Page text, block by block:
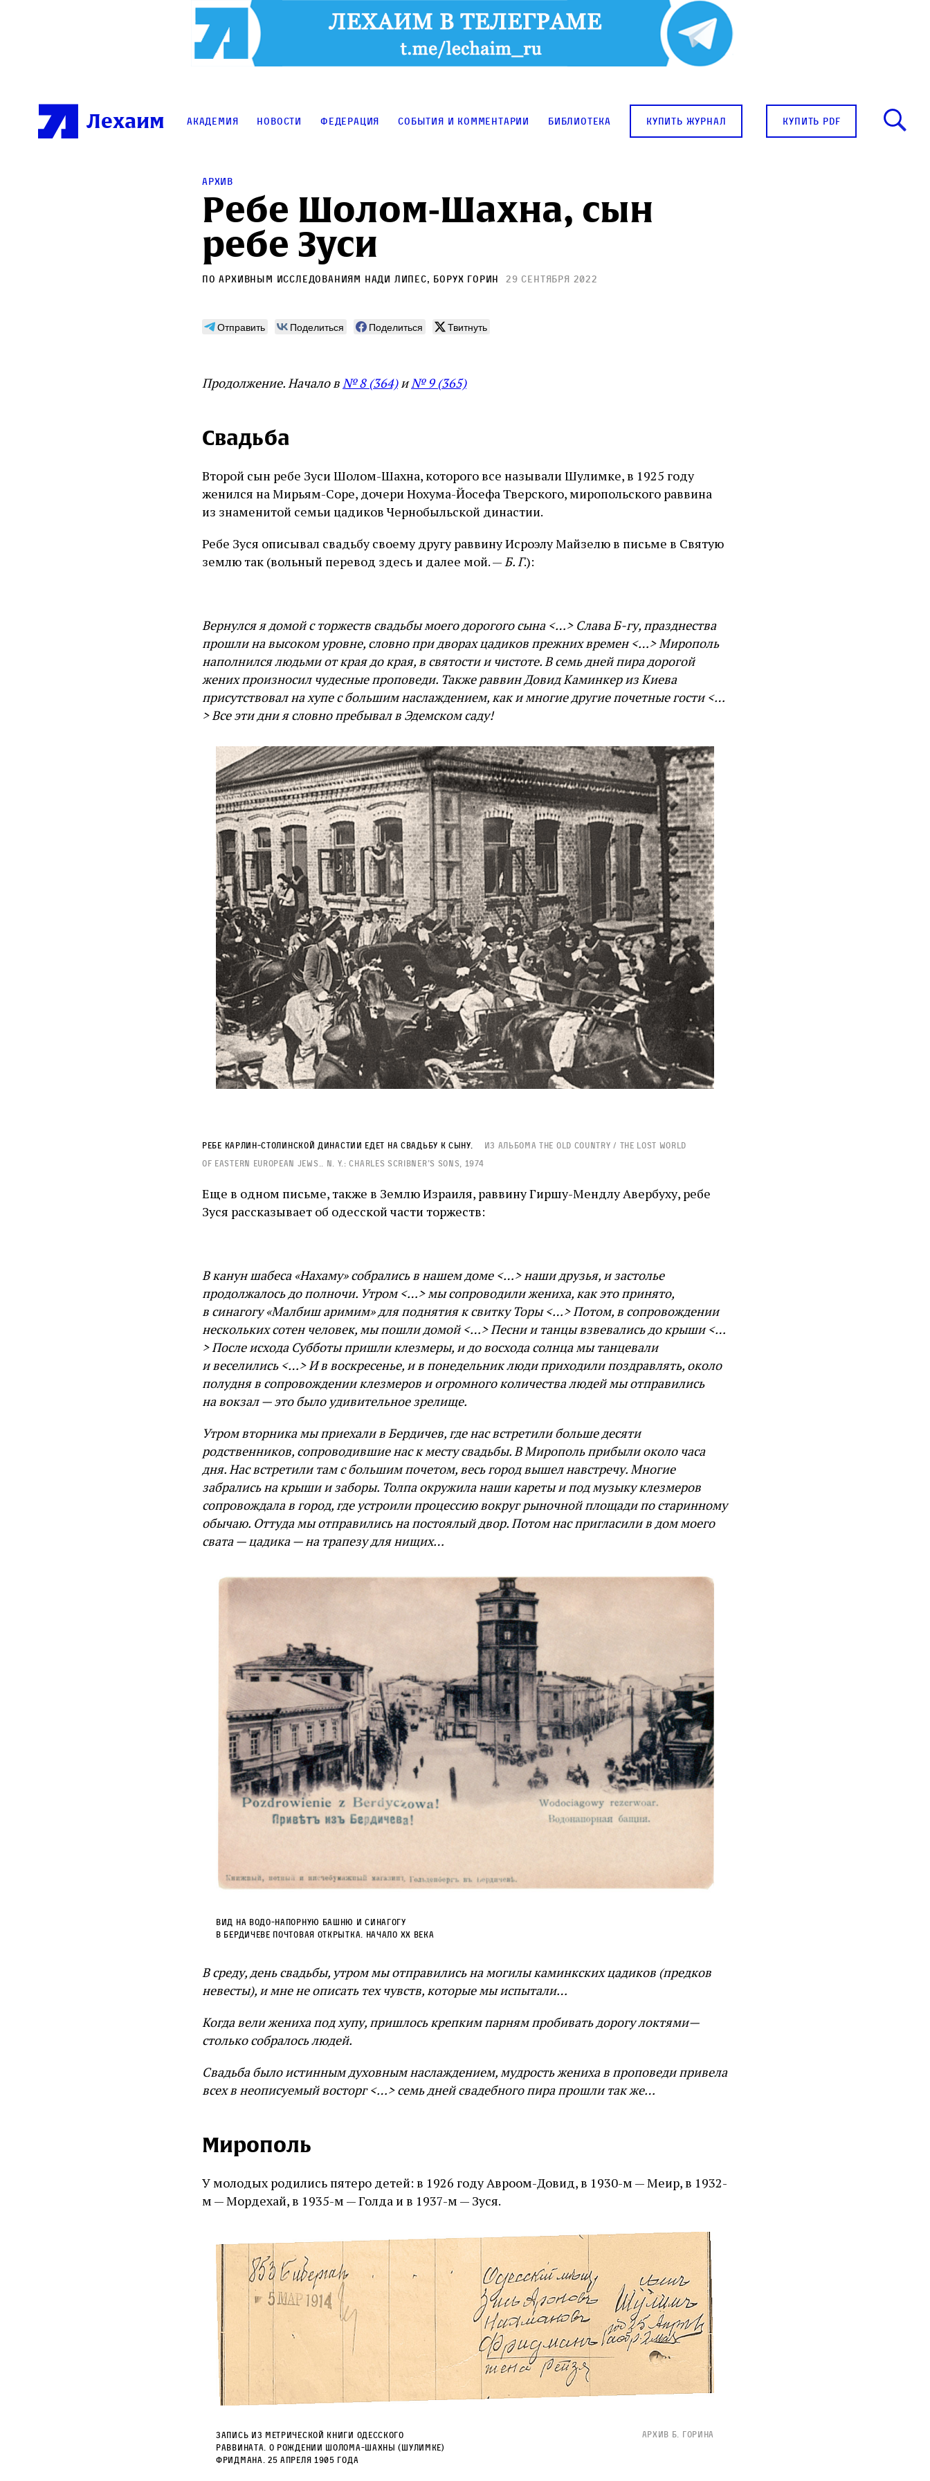
Лехаим Академия Новости Федерация События и комментарии Библиотека купить журнал купить pdf
Архив
Ребе Шолом‑Шахна, сын
ребе Зуси
По архивным исследованиям Нади Липес, Борух Горин 29 сентября 2022
Отправить Поделиться Поделиться Твитнуть
Продолжение. Начало в№ 8 (364)и№ 9 (365)
Свадьба
Второй сын ребе Зуси Шолом-Шахна, которого все называли Шулимке, в 1925 году
женился на Мирьям-Соре, дочери Нохума-Йосефа Тверского, миропольского раввина
из знаменитой семьи цадиков Чернобыльской династии.
Ребе Зуся описывал свадьбу своему другу раввину Исроэлу Майзелю в письме в Святую
землю так (вольный перевод здесь и далее мой. —Б. Г.):
Вернулся я домой с торжеств свадьбы моего дорогого сына <…> Слава Б-гу, празднества
прошли на высоком уровне, словно при дворах цадиков прежних времен <…> Мирополь
наполнился людьми от края до края, в святости и чистоте. В семь дней пира дорогой
жених произносил чудесные проповеди. Также раввин Довид Каминкер из Киева
присутствовал на хупе с большим наслаждением, как и многие другие почетные гости <…
> Все эти дни я словно пребывал в Эдемском саду!
Ребе Карлин-Столинской династии едет на свадьбу к сыну.
Из альбома The Old Country / The Lost World
of Eastern European Jews.. N. Y.: Charles Scribner’s Sons, 1974
Еще в одном письме, также в Землю Израиля, раввину Гиршу-Мендлу Авербуху, ребе
Зуся рассказывает об одесской части торжеств:
В канун шабеса «Нахаму» собрались в нашем доме <…> наши друзья, и застолье
продолжалось до полночи. Утром <…> мы сопроводили жениха, как это принято,
в синагогу «Малбиш аримим» для поднятия к свитку Торы <…> Потом, в сопровождении
нескольких сотен человек, мы пошли домой <…> Песни и танцы взвевались до крыши <…
> После исхода Субботы пришли клезмеры, и до восхода солнца мы танцевали
и веселились <…> И в воскресенье, и в понедельник люди приходили поздравлять, около
полудня в сопровождении клезмеров и огромного количества людей мы отправились
на вокзал — это было удивительное зрелище.
Утром вторника мы приехали в Бердичев, где нас встретили больше десяти
родственников, сопроводившие нас к месту свадьбы. В Мирополь прибыли около часа
дня. Нас встретили там с большим почетом, весь город вышел навстречу. Многие
забрались на крыши и заборы. Толпа окружила наши кареты и под музыку клезмеров
сопровождала в город, где устроили процессию вокруг рыночной площади по старинному
обычаю. Оттуда мы отправились на постоялый двор. Потом нас пригласили в дом моего
свата — цадика — на трапезу для нищих…
Вид на водо-напорную башню и синагогу
в Бердичеве Почтовая открытка. Начало XX века
В среду, день свадьбы, утром мы отправились на могилы каминкских цадиков (предков
невесты), и мне не описать тех чувств, которые мы испытали…
Когда вели жениха под хупу, пришлось крепким парням пробивать дорогу локтями—
столько собралось людей.
Свадьба было истинным духовным наслаждением, мудрость жениха в проповеди привела
всех в неописуемый восторг <…> семь дней свадебного пира прошли так же…
Мирополь
У молодых родились пятеро детей: в 1926 году Авроом-Довид, в 1930-м — Меир, в 1932-
м — Мордехай, в 1935-м — Голда и в 1937-м — Зуся.
Запись из метрической книги одесского
раввината. о рождении Шолома-Шахны (Шулимке)
Фридмана. 25 апреля 1905 года
Архив Б. Горина